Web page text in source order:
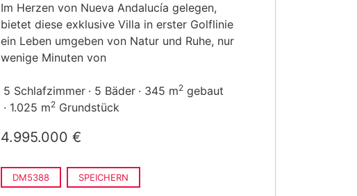
Im Herzen von Nueva Andalucía gelegen,
bietet diese exklusive Villa in erster Golflinie
ein Leben umgeben von Natur und Ruhe, nur
wenige Minuten von
5 Schlafzimmer 5 Bäder 345 m2 gebaut
1.025 m2 Grundstück
4.995.000 €
DM5388 SPEICHERN